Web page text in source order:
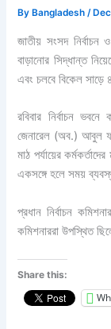
By Bangladesh/
জাতীয় সংসদ
বাড়ানোর সিদ্ধান্ত
এবং চলবে বিকেল সাড়ে
রবিবার নির্বাচন
জেনারেল (অব.) আবুল
মাঠ পর্যায়ের
একসঙ্গে হলে সময়
প্রধান নির্বাচন
কমিশনাররা উপস্থিত
Share this: